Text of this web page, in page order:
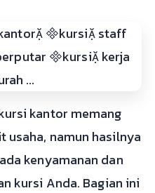
kantor memang
usaha, namun hasilnya
kenyamanan dan
kursi Anda. Bagian ini